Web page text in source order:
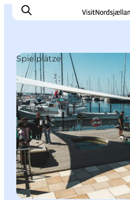
Highlights
Erlebnisse
Geschmack
Unterkünfte
Städte
Reiseplanung
Spielplätze